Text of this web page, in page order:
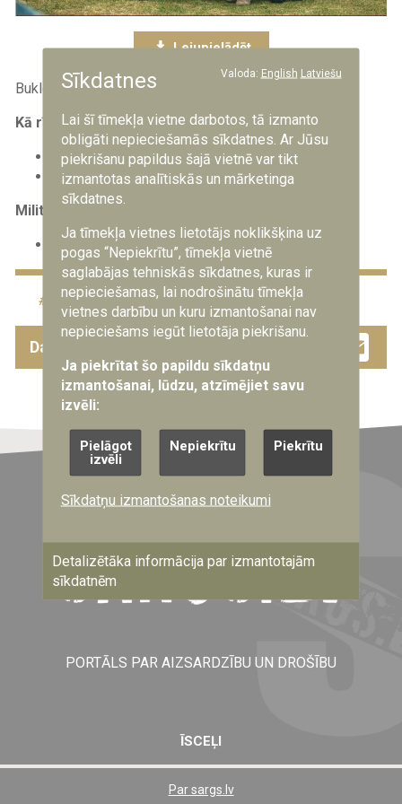
Lejupielādēt
Bukletā atradīsi šādu informāciju:
Kā rīkoties krīzes situācijā:
kā uzzināt, kas notiek Latvijā?
dezinformācijas riski.
Militārā apdraudējuma pārvarēšana:
diasporas rīcība.
72 stundas
Dalies ar šo ziņu Facebook
Twitter
PORTĀLS PAR AIZSARDZĪBU UN DROŠĪBU
ĪSCEĻI
Par sargs.lv
Sīkdatnes Valoda: English Latviešu
Lai šī tīmekļa vietne darbotos, tā izmanto
obligāti nepieciešamās sīkdatnes. Ar Jūsu
piekrišanu papildus šajā vietnē var tikt
izmantotas analītiskās un mārketinga
sīkdatnes.
Ja tīmekļa vietnes lietotājs noklikšķina uz
pogas “Nepiekrītu”, tīmekļa vietnē
saglabājas tehniskās sīkdatnes, kuras ir
nepieciešamas, lai nodrošinātu tīmekļa
vietnes darbību un kuru izmantošanai nav
nepieciešams iegūt lietotāja piekrišanu.
Ja piekrītat šo papildu sīkdatņu
izmantošanai, lūdzu, atzīmējiet savu
izvēli:
Pielāgot
izvēli
Nepiekrītu Piekrītu
Sīkdatņu izmantošanas noteikumi
Detalizētāka informācija par izmantotajām
sīkdatnēm